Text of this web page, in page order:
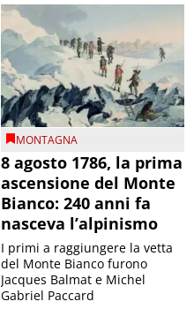
MONTAGNA
8 agosto 1786, la prima
ascensione del Monte
Bianco: 240 anni fa
nasceva l’alpinismo
I primi a raggiungere la vetta
del Monte Bianco furono
Jacques Balmat e Michel
Gabriel Paccard